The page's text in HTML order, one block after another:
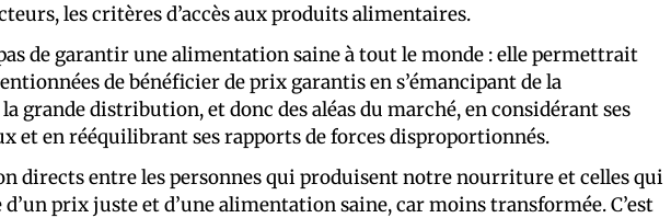
les critères d’accès aux produits alimentaires.
de garantir une alimentation saine à tout le monde : elle permettrait
de bénéficier de prix garantis en s’émancipant de la
grande distribution, et donc des aléas du marché, en considérant ses
et en rééquilibrant ses rapports de forces disproportionnés.
directs entre les personnes qui produisent notre nourriture et celles qui
d’un prix juste et d’une alimentation saine, car moins transformée. C’est